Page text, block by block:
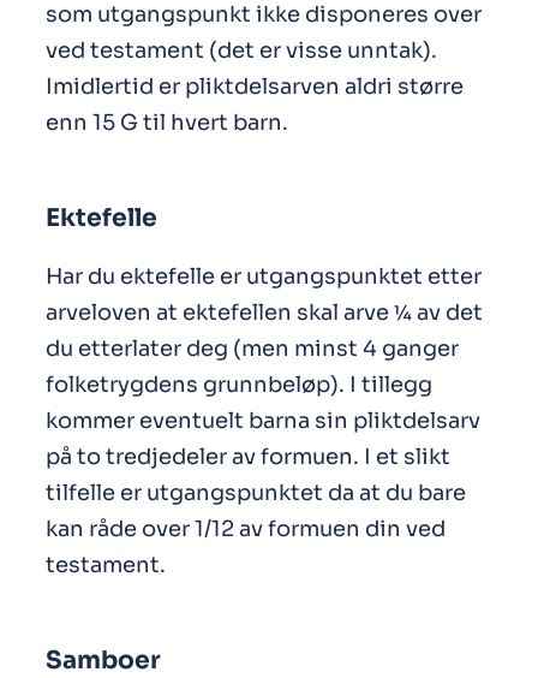
som utgangspunkt ikke disponeres over
ved testament (det er visse unntak).
Imidlertid er pliktdelsarven aldri større
enn 15 G til hvert barn.
Ektefelle
Har du ektefelle er utgangspunktet etter
arveloven at ektefellen skal arve ¼ av det
du etterlater deg (men minst 4 ganger
folketrygdens grunnbeløp). I tillegg
kommer eventuelt barna sin pliktdelsarv
på to tredjedeler av formuen. I et slikt
tilfelle er utgangspunktet da at du bare
kan råde over 1/12 av formuen din ved
testament.
Samboer